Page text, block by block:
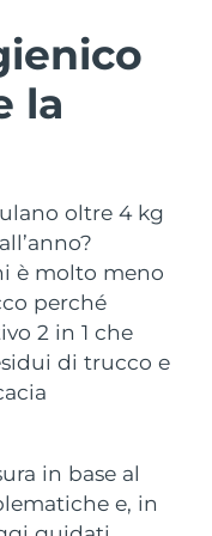
la
oltre 4 kg
è molto meno
perché
2 in 1 che
di trucco e
in base al
e, in
the-go
lips
light therapy
orale
toothbrush
toothbrush
FAQ™
LED
stimata
stimata
stimata 8/16/26
stimata8/13/26
stimata 8/15/26
stimata
stimata 8/14/26